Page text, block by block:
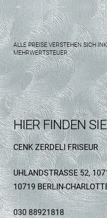
ALLE PREISE VERSTEHEN SICH
MEHRWERTSTEUER.
HIER FINDEN
CENK ZERDELI FRISEUR
UHLANDSTRASSE 52,
10719 BERLIN-
030 88921818